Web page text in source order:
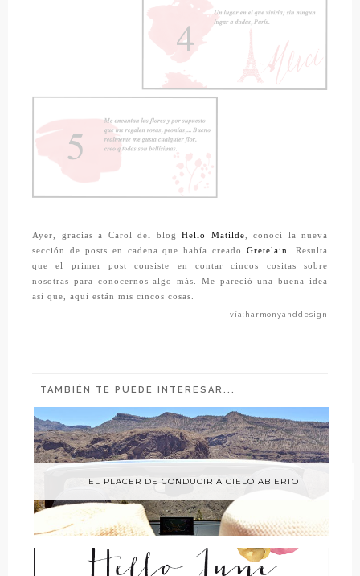
Ayer, gracias a Carol del blog Hello Matilde, conocí la nueva
sección de posts en cadena que había creadoGretelain. Resulta
que el primer post consiste en contar cincos cositas sobre
nosotras para conocernos algo más. Me pareció una buena idea
así que, aquí están mis cincos cosas.
vía:harmonyanddesign
TAMBIÉN TE PUEDE INTERESAR...
EL PLACER DE CONDUCIR A CIELO ABIERTO